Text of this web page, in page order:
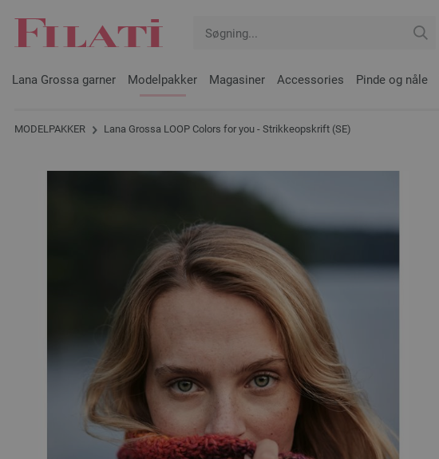
Lana Grossa garner Modelpakker Magasiner Accessories Pinde og nåle
MODELPAKKER Lana Grossa LOOP Colors for you - Strikkeopskrift (SE)